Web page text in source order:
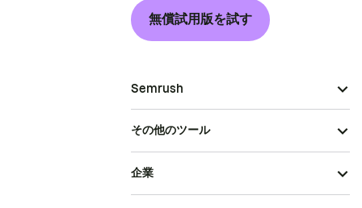
無償試用版を試す
Semrush
その他のツール
企業